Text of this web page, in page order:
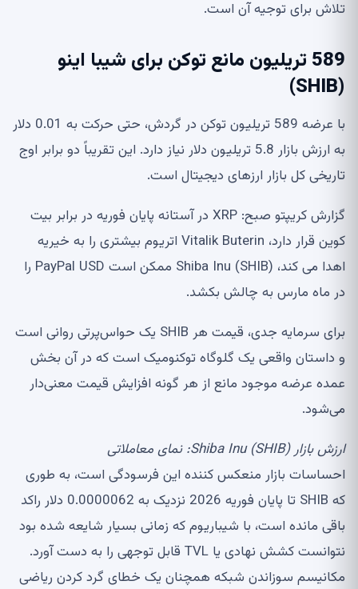
تلاش برای توجیه آن است.
589 تریلیون مانع توکن برای شیبا اینو
(SHIB)
با عرضه 589 تریلیون توکن در گردش، حتی حرکت به 0.01 دلار
به ارزش بازار 5.8 تریلیون دلار نیاز دارد. این تقریباً دو برابر اوج
تاریخی کل بازار ارزهای دیجیتال است.
گزارش کریپتو صبح: XRP در آستانه پایان فوریه در برابر بیت
کوین قرار دارد، Vitalik Buterin اتریوم بیشتری را به خیریه
اهدا می کند، Shiba Inu (SHIB) ممکن است PayPal USD را
در ماه مارس به چالش بکشد.
برای سرمایه جدی، قیمت هر SHIB یک حواس‌پرتی روانی است
و داستان واقعی یک گلوگاه توکنومیک است که در آن بخش
عمده عرضه موجود مانع از هر گونه افزایش قیمت معنی‌دار
می‌شود.
ارزش بازار Shiba Inu (SHIB):
نمای معاملاتی
احساسات بازار منعکس کننده این فرسودگی است، به طوری
که SHIB تا پایان فوریه 2026 نزدیک به 0.0000062 دلار راکد
باقی مانده است، با شیباریوم که زمانی بسیار شایعه شده بود
نتوانست کشش نهادی یا TVL قابل توجهی را به دست آورد.
مکانیسم سوزاندن شبکه همچنان یک خطای گرد کردن ریاضی